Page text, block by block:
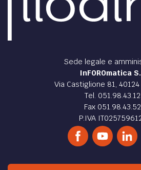
Sede legale e
InFOROmatica
Via Castiglione 81,
Tel.
Fax
P.IVA